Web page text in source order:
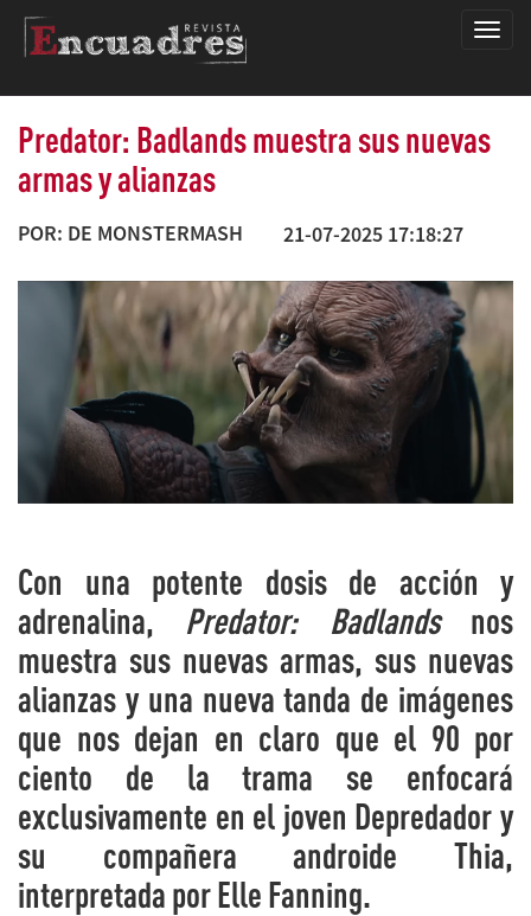
Predator: Badlands muestra sus nuevas
armas y alianzas
POR: DE MONSTERMASH 21-07-2025 17:18:27
Con una potente dosis de acción y
adrenalina, Predator: Badlandsnos
muestra sus nuevas armas, sus nuevas
alianzas y una nueva tanda de imágenes
que nos dejan en claro que el 90 por
ciento de la trama se enfocará
exclusivamente en el joven Depredador y
su compañera androide Thia,
interpretada por Elle Fanning.